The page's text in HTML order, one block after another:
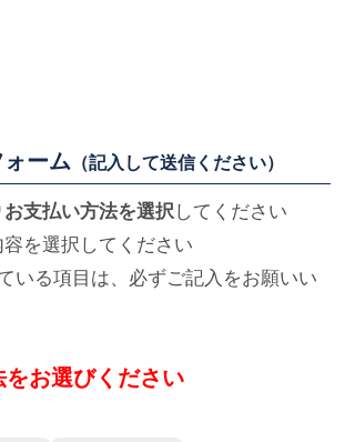
ーム （記入して送信ください）
支払い方法を選択 してください
を選択してください
いる項目は、必ずご記入をお願いい
をお選びください